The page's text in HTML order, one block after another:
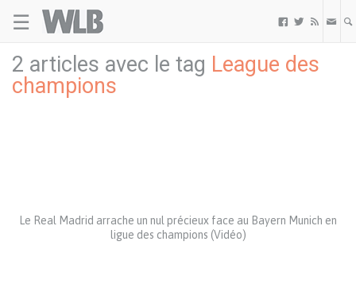
☰   
2 articles avec le tag League des
champions
Le Real Madrid arrache un nul précieux face au Bayern Munich en
ligue des champions (Vidéo)